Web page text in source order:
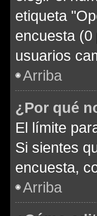
etiqueta
encuesta (0
usuarios
Arriba
¿Por qué
El límite
Si sientes
encuesta,
Arriba